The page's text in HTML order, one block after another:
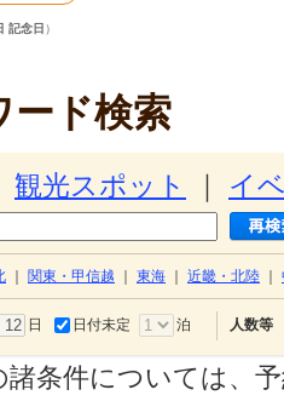
記念日 ）
ード検索
観光スポット イ
関東・甲信越 東海 近畿・北陸
日 日付未定 泊 人数等
条件については、